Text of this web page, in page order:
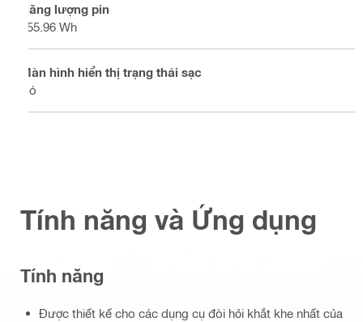
Năng lượng pin
255.96 Wh
Màn hình hiển thị trạng thái sạc
Có
Tính năng và Ứng dụng
Tính năng
Được thiết kế cho các dụng cụ đòi hỏi khắt khe nhất của